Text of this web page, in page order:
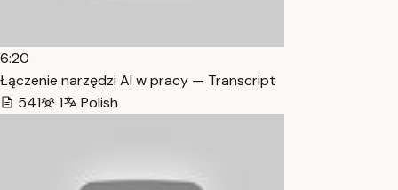
6:20
Łączenie narzędzi AI w pracy — Transcript
541
1 Polish